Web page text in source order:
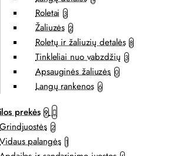
Roletai 3
Žaliuzės 2
Roletų ir žaliuzių detalės 8
Tinkleliai nuo vabzdžių 3
Apsauginės žaliuzės 0
Langų rankenos 6
prekės 9
Grindjuostės 2
Vidaus palangės 1